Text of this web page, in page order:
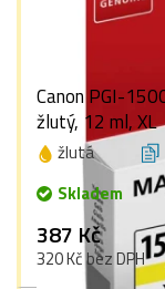
Canon PGI-
žlutý, 12 ml, XL
žlutá
Skladem
387 Kč
320 Kč bez DPH